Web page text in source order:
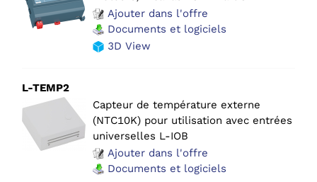
Ajouter dans l'offre
Documents et logiciels
3D View
L-TEMP2
Capteur de température externe
(NTC10K) pour utilisation avec entrées
universelles L-IOB
Ajouter dans l'offre
Documents et logiciels